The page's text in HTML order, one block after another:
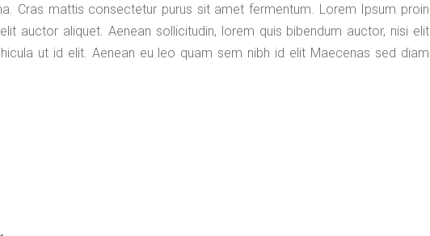
Cras mattis consectetur purus sit amet fermentum. Lorem Ipsum proin
auctor aliquet. Aenean sollicitudin, lorem quis bibendum auctor, nisi elit
ut id elit. Aenean eu leo quam sem nibh id elit Maecenas sed diam